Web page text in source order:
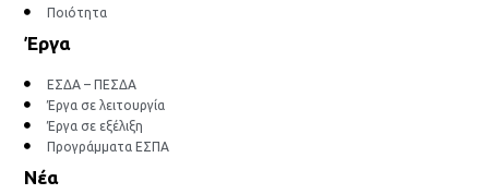
Ποιότητα
Έργα
ΕΣΔΑ – ΠΕΣΔΑ
Έργα σε λειτουργία
Έργα σε εξέλιξη
Προγράμματα ΕΣΠΑ
Νέα